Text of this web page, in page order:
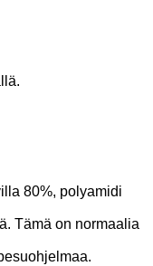
80%, polyamidi
Tämä on normaalia